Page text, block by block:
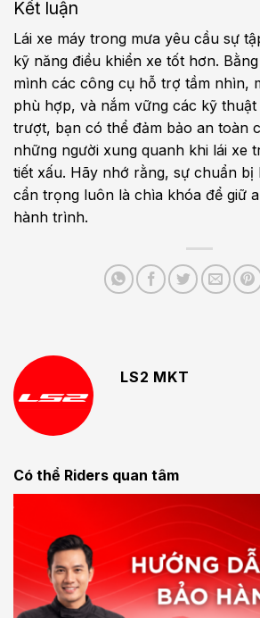
Kết luận
Lái xe máy trong mưa yêu cầu sự
kỹ năng điều khiển xe tốt hơn.
mình các công cụ hỗ trợ tầm nhìn,
phù hợp, và nắm vững các kỹ
trượt, bạn có thể đảm bảo an toàn
những người xung quanh khi lái xe
tiết xấu. Hãy nhớ rằng, sự chuẩn bị
cẩn trọng luôn là chìa khóa để giữ
hành trình.
LS2 MKT
Có thể Riders quan tâm